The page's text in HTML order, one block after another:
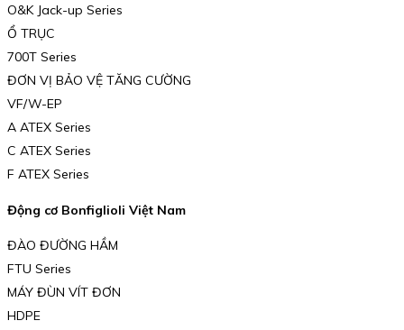
O&K Jack-up Series
Ổ TRỤC
700T Series
ĐƠN VỊ BẢO VỆ TĂNG CƯỜNG
VF/W-EP
A ATEX Series
C ATEX Series
F ATEX Series
Động cơ Bonfiglioli Việt Nam
ĐÀO ĐƯỜNG HẦM
FTU Series
MÁY ĐÙN VÍT ĐƠN
HDPE